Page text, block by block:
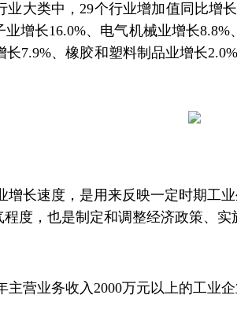
业大类中，29个行业增加值同比增长
业增长16.0%、电气机械业增长8.8%
长7.9%、橡胶和塑料制品业增长2.0%
速度，是用来反映一定时期工业
度，也是制定和调整经济政策、实
营业务收入2000万元以上的工业企